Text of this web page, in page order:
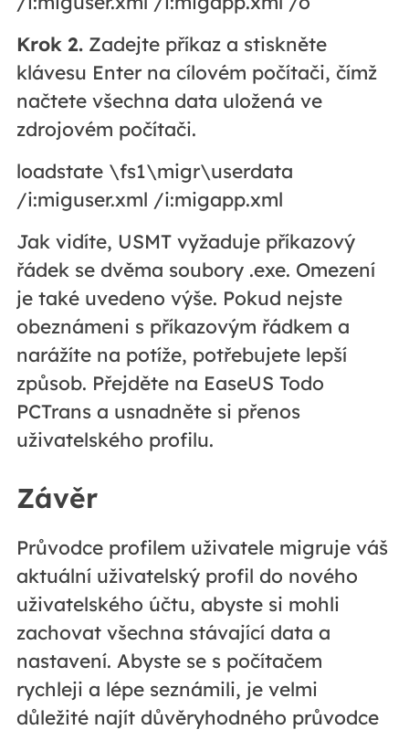
Krok 2.Zadejte příkaz a stiskněte
klávesu Enter na cílovém počítači, čímž
načtete všechna data uložená ve
zdrojovém počítači.
loadstate \fs1\migr\userdata
/i:miguser.xml /i:migapp.xml
Jak vidíte, USMT vyžaduje příkazový
řádek se dvěma soubory .exe. Omezení
je také uvedeno výše. Pokud nejste
obeznámeni s příkazovým řádkem a
narážíte na potíže, potřebujete lepší
způsob. Přejděte na EaseUS Todo
PCTrans a usnadněte si přenos
uživatelského profilu.
Závěr
Průvodce profilem uživatele migruje váš
aktuální uživatelský profil do nového
uživatelského účtu, abyste si mohli
zachovat všechna stávající data a
nastavení. Abyste se s počítačem
rychleji a lépe seznámili, je velmi
důležité najít důvěryhodného průvodce